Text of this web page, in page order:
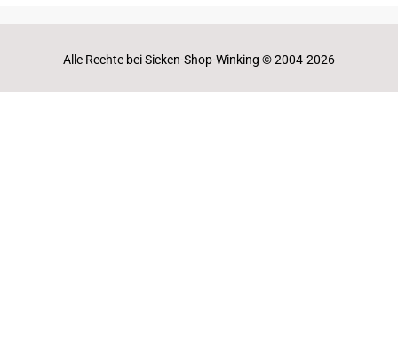
Alle Rechte bei Sicken-Shop-Winking © 2004-2026